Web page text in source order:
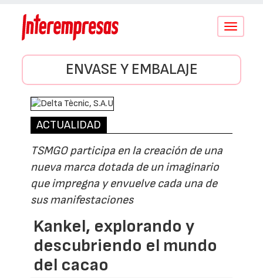
Conmutar
ENVASE Y EMBALAJE
ACTUALIDAD
TSMGO participa en la creación de una
nueva marca dotada de un imaginario
que impregna y envuelve cada una de
sus manifestaciones
Kankel, explorando y
descubriendo el mundo
del cacao